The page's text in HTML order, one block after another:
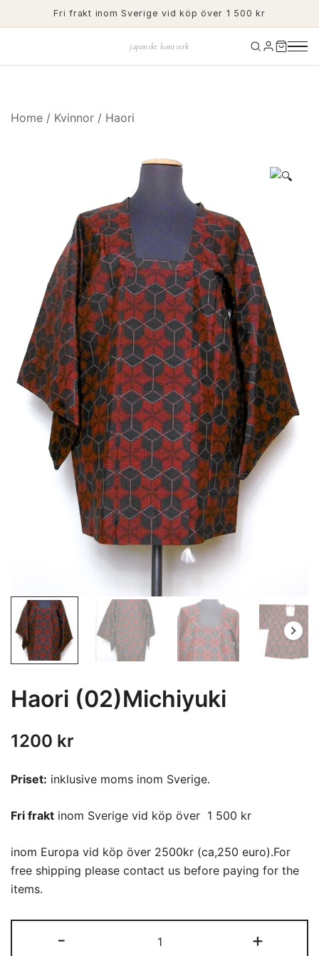
to
Fri frakt inom Sverige vid köp över 1 500 kr
japanskt hantverk
Home / Kvinnor / Haori
Haori (02)Michiyuki
1200 kr
Priset: inklusive moms inom Sverige.
Fri frakt inom Sverige vid köp över 1 500 kr
inom Europa vid köp över 2500kr (ca,250 euro).For
free shipping please contact us before paying for the
items.
-
(02)Michiyuki
+